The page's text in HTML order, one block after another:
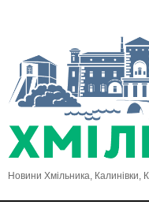
Новини Хмільника, Калинівки,